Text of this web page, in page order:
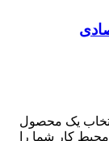
یک محصول
کار شما را